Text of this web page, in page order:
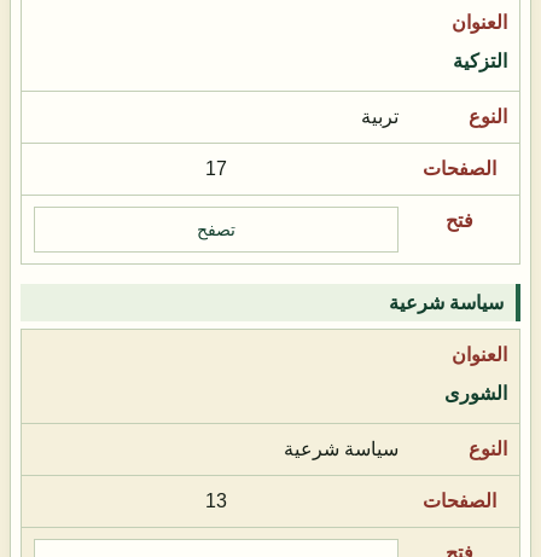
التزكية
تربية
17
تصفح
سياسة شرعية
الشورى
سياسة شرعية
13